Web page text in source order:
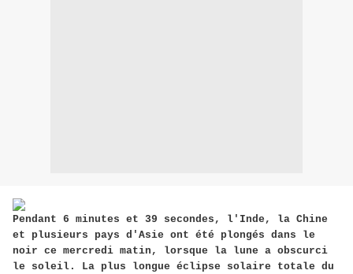
Pendant 6 minutes et 39 secondes, l'Inde, la Chine
et plusieurs pays d'Asie ont été plongés dans le
noir ce mercredi matin, lorsque la lune a obscurci
le soleil. La plus longue éclipse solaire totale du